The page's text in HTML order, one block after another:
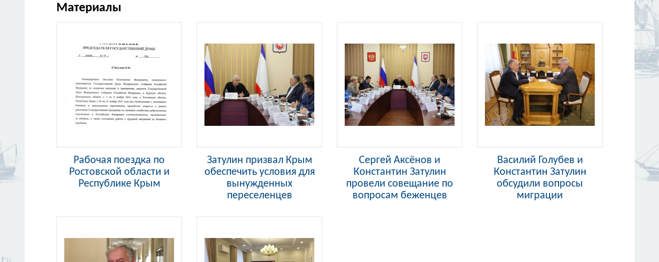
Материалы
Рабочая поездка по
Ростовской области и
Республике Крым
Затулин призвал Крым
обеспечить условия для
вынужденных
переселенцев
Сергей Аксёнов и
Константин Затулин
провели совещание по
вопросам беженцев
Василий Голубев и
Константин Затулин
обсудили вопросы
миграции